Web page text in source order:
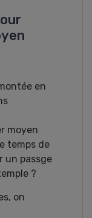
en
moyen
temps de
un passge
?
on